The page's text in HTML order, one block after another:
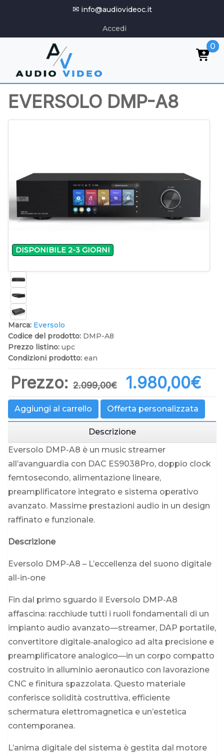
✉ info@audiovideoc.it
Accedi
0
EVERSOLO DMP-A8
DISPONIBILE 2-3 GIORNI
Marca: Eversolo
Codice del prodotto: DMP-A8
Prezzo listino: upc
Condizioni prodotto: ean
Prezzo: 2.099,00‎€ 1.980,00‎€
Aggiungi al carrello Offerta personalizzata
Descrizione
Eversolo DMP-A8 è un music streamer
all’avanguardia con DAC ES9038Pro, doppio clock
femtosecondo, alimentazione lineare,
preamplificatore integrato e sistema operativo
avanzato. Massime prestazioni audio in un design
raffinato e funzionale.
Descrizione
Eversolo DMP-A8 – L’eccellenza del suono digitale
all-in-one
Fin dal primo sguardo il Eversolo DMP-A8
affascina: racchiude tutti i ruoli fondamentali di un
impianto audio avanzato—streamer, DAP portatile,
convertitore digitale‑analogico ad alta precisione e
preamplificatore analogico—in un corpo compatto
costruito in alluminio aeronautico con lavorazione
CNC e finitura spazzolata. Questo materiale
conferisce solidità costruttiva, efficiente
schermatura elettromagnetica e un’estetica
contemporanea.
L’anima digitale del sistema è gestita dal motore